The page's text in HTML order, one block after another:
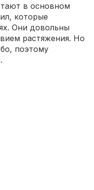
в основном
которые
Они довольны
растяжения. Но
поэтому